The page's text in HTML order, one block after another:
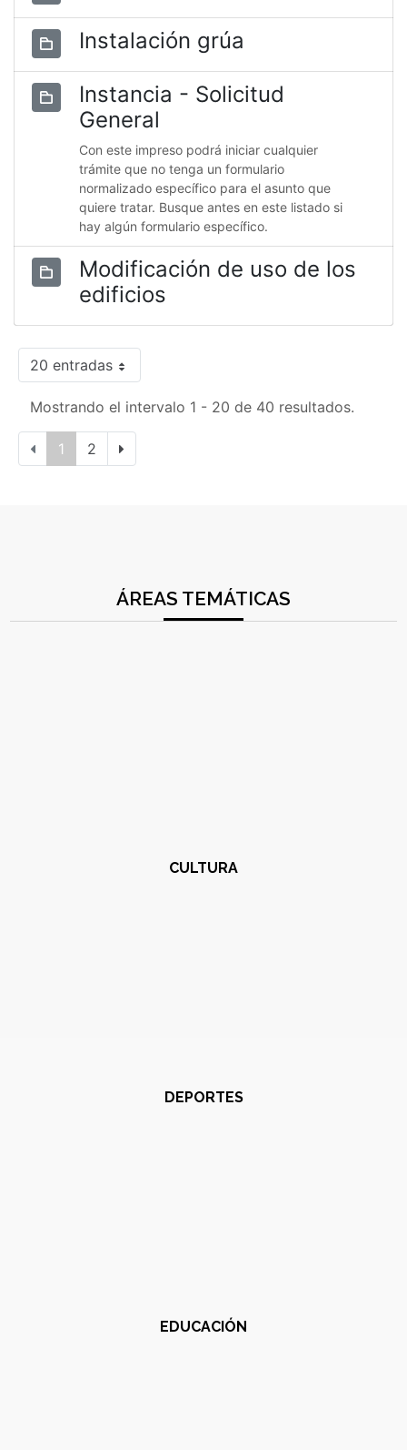
Instalación grúa
Instancia - Solicitud
General
Con este impreso podrá iniciar cualquier
trámite que no tenga un formulario
normalizado específico para el asunto que
quiere tratar. Busque antes en este listado si
hay algún formulario específico.
Modificación de uso de los
edificios
20 entradas
Mostrando el intervalo 1 - 20 de 40 resultados.
1 2
ÁREAS TEMÁTICAS
CULTURA
DEPORTES
EDUCACIÓN